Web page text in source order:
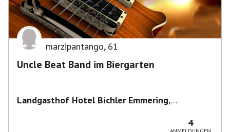
marzipantango, 61
Uncle Beat Band im Biergarten
Landgasthof Hotel Bichler Emmering,
4